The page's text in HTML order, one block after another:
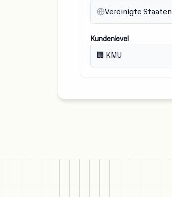
Vereinigte Staaten
Kundenlevel
🏢 KMU